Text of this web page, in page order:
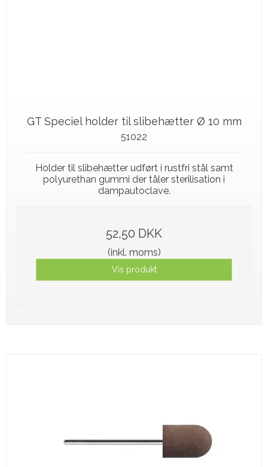
GT Speciel holder til slibehætter Ø 10 mm
51022
Holder til slibehætter udført i rustfri stål samt
polyurethan gummi der tåler sterilisation i
dampautoclave.
52,50 DKK
(inkl. moms)
Vis produkt